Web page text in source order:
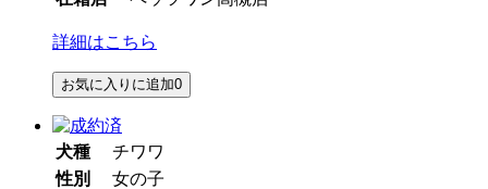
詳細はこちら
お気に入りに追加0
犬種
チワワ
性別
女の子